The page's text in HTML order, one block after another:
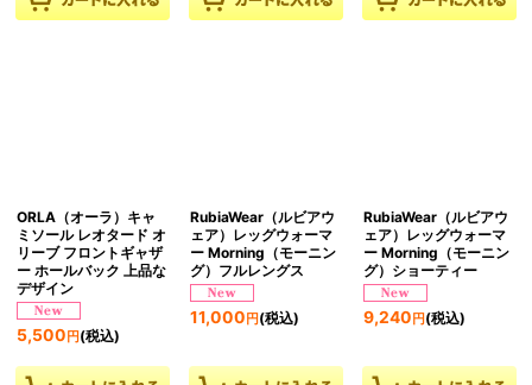
ORLA（オーラ）キャ
ミソール レオタード オ
リーブ フロントギャザ
ー ホールバック 上品な
デザイン
5,500 円 (税込)
RubiaWear（ルビアウ
ェア）レッグウォーマ
ー Morning（モーニン
グ）フルレングス
11,000 円(税込)
RubiaWear（ルビアウ
ェア）レッグウォーマ
ー Morning（モーニン
グ）ショーティー
9,240 円(税込)